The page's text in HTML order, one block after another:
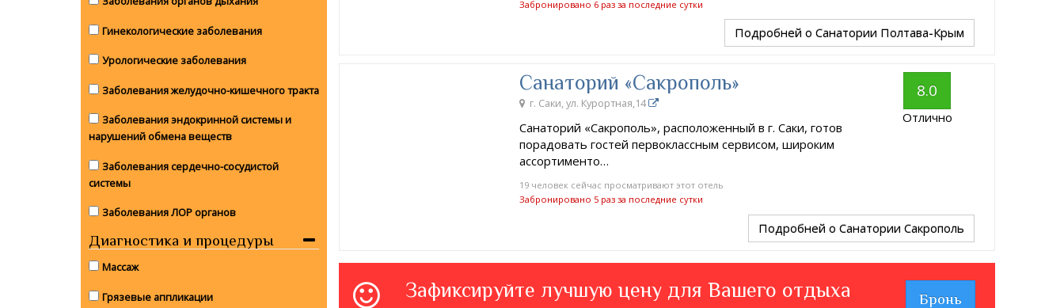
Забронировано 6 раз за последние сутки
Подробней о Санатории Полтава-Крым
Санаторий «Сакрополь»
г. Саки, ул. Курортная,14
Санаторий «Сакрополь», расположенный в г. Саки, готов
порадовать гостей первоклассным сервисом, широким
ассортименто…
19 человек сейчас просматривают этот отель
Забронировано 5 раз за последние сутки
8.0
Отлично
Подробней о Санатории Сакрополь
Зафиксируйте лучшую цену для Вашего отдыха Бронь
Гинекологические заболевания
Урологические заболевания
Заболевания желудочно-кишечного тракта
Заболевания эндокринной системы и
нарушений обмена веществ
Заболевания сердечно-сосудистой
системы
Заболевания ЛОР органов
Диагностика и процедуры
Массаж
Грязевые аппликации